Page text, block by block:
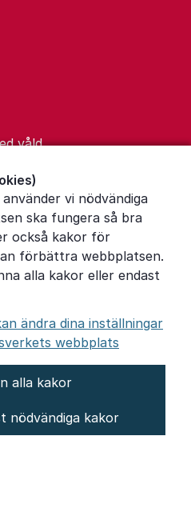
vi nödvändiga
ska fungera så bra
också kakor för
förbättra webbplatsen.
alla kakor eller endast
ändra dina inställningar
webbplats
alla kakor
nödvändiga kakor
våld